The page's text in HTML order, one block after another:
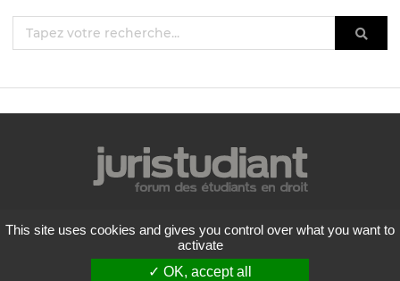
Mentions légales
Politique de confidentialité
Conditions générales d'utilisation
This site uses cookies and gives you control over what you want to
activate
✓ OK, accept all